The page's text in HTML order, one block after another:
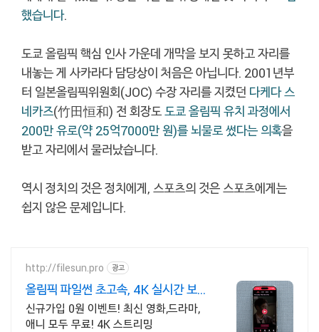
했습니다.
도쿄 올림픽 핵심 인사 가운데 개막을 보지 못하고 자리를
내놓는 게 사카라다 담당상이 처음은 아닙니다. 2001년부
터 일본올림픽위원회(JOC) 수장 자리를 지켰던 다케다 스
네카즈(竹田恒和) 전 회장도도쿄 올림픽 유치 과정에서
200만 유로(약 25억7000만 원)를 뇌물로 썼다는 의혹을
받고 자리에서 물러났습니다.
역시 정치의 것은 정치에게, 스포츠의 것은 스포츠에게는
쉽지 않은 문제입니다.
http://filesun.pro 광고
올림픽 파일썬 초고속, 4K 실시간 보
기!
신규가입 0원 이벤트! 최신 영화,드라마,
애니 모두 무료! 4K 스트리밍